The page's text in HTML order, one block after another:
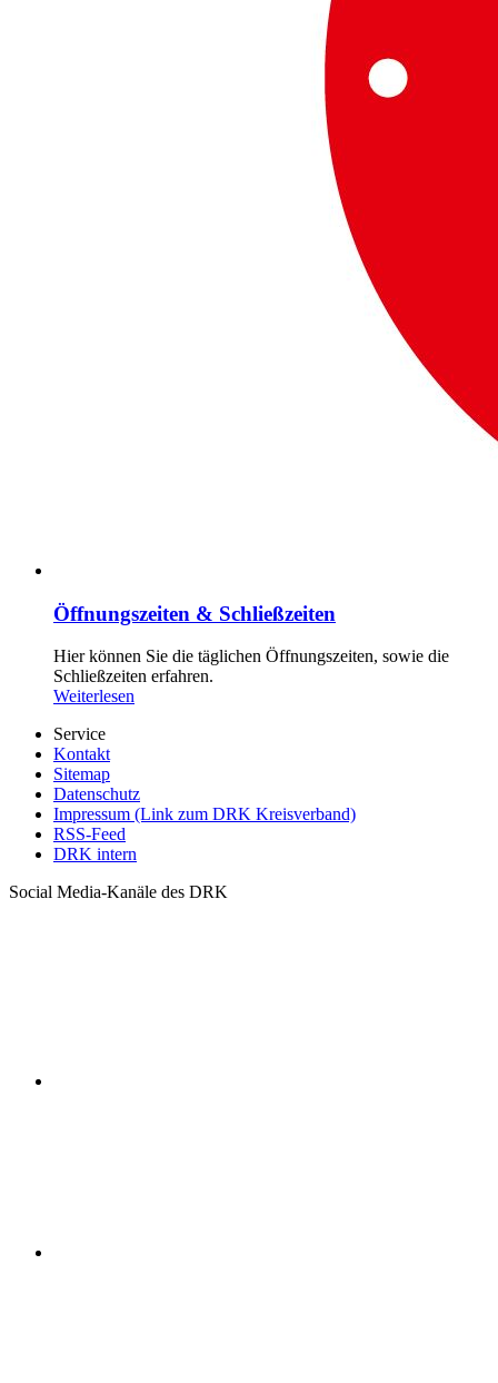
Öffnungszeiten & Schließzeiten
Hier können Sie die täglichen Öffnungszeiten, sowie die
Schließzeiten erfahren.
Weiterlesen
Service
Kontakt
Sitemap
Datenschutz
Impressum (Link zum DRK Kreisverband)
RSS-Feed
DRK intern
Social Media-Kanäle des DRK